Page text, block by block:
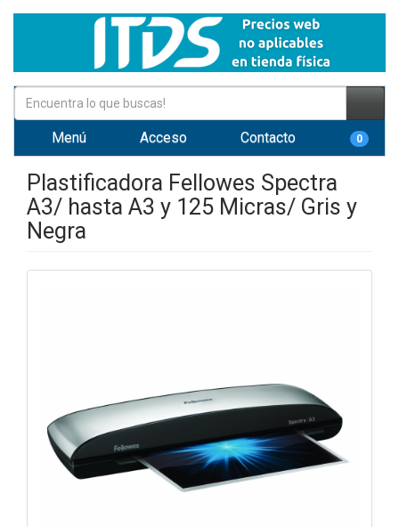
Menú Acceso Contacto 0
Plastificadora Fellowes Spectra
A3/ hasta A3 y 125 Micras/ Gris y
Negra